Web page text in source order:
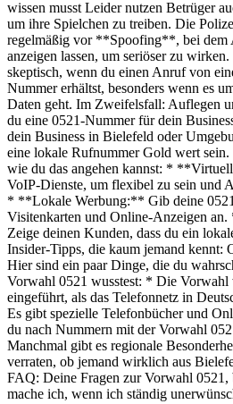
wissen musst Leider nutzen Betrüger
um ihre Spielchen zu treiben. Die
regelmäßig vor **Spoofing**, bei dem
anzeigen lassen, um seriöser zu
skeptisch, wenn du einen Anruf von
Nummer erhältst, besonders wenn es
Daten geht. Im Zweifelsfall: Auflegen
du eine 0521-Nummer für dein
dein Business in Bielefeld oder
eine lokale Rufnummer Gold wert
wie du das angehen kannst: *
VoIP-Dienste, um flexibel zu sein und
* **Lokale Werbung:** Gib deine
Visitenkarten und Online-Anzeigen
Zeige deinen Kunden, dass du ein
Insider-Tipps, die kaum jemand kennt:
Hier sind ein paar Dinge, die du
Vorwahl 0521 wusstest: * Die Vorwahl
eingeführt, als das Telefonnetz in
Es gibt spezielle Telefonbücher und
du nach Nummern mit der Vorwahl
Manchmal gibt es regionale
verraten, ob jemand wirklich aus
FAQ: Deine Fragen zur Vorwahl
mache ich, wenn ich ständig